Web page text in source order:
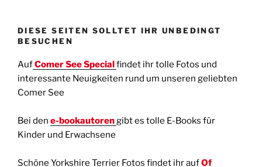
DIESE SEITEN SOLLTET IHR UNBEDINGT
BESUCHEN
AufComer See Special findet ihr tolle Fotos und
interessante Neuigkeiten rund um unseren geliebten
Comer See
Bei den e-bookautorengibt es tolle E-Books für
Kinder und Erwachsene
Schöne Yorkshire Terrier Fotos findet ihr aufOf